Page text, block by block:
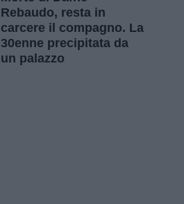
Rebaudo, resta in
carcere il compagno. La
30enne precipitata da
un palazzo